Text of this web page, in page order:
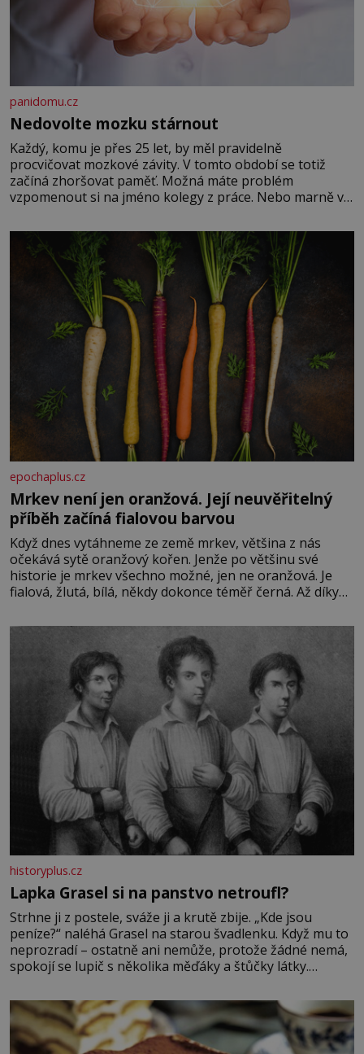
panidomu.cz
Nedovolte mozku stárnout
Každý, komu je přes 25 let, by měl pravidelně
procvičovat mozkové závity. V tomto období se totiž
začíná zhoršovat paměť. Možná máte problém
vzpomenout si na jméno kolegy z práce. Nebo marně v
Je to opravdu tak, s věkem jako kdyby se paměť
rozhodla stávkovat. Cvičte
epochaplus.cz
Mrkev není jen oranžová. Její neuvěřitelný
příběh začíná fialovou barvou
Když dnes vytáhneme ze země mrkev, většina z nás
očekává sytě oranžový kořen. Jenže po většinu své
historie je mrkev všechno možné, jen ne oranžová. Je
fialová, žlutá, bílá, někdy dokonce téměř černá. Až díky
bez které si českou zahradu ani nedokážeme představit.
historyplus.cz
Lapka Grasel si na panstvo netroufl?
Strhne ji z postele, sváže ji a krutě zbije. „Kde jsou
peníze?“ naléhá Grasel na starou švadlenku. Když mu to
neprozradí – ostatně ani nemůže, protože žádné nemá,
spokojí se lupič s několika měďáky a štůčky látky.
krutý. Jeho činy budí hrůzu ještě dlouho po jeho smrti